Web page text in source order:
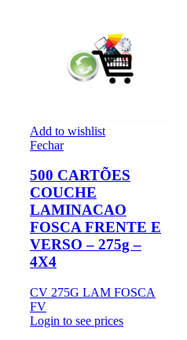
Add to wishlist
Fechar
500 CARTÕES
COUCHE
LAMINACAO
FOSCA FRENTE E
VERSO – 275g –
4X4
CV 275G LAM FOSCA
FV
Login to see prices